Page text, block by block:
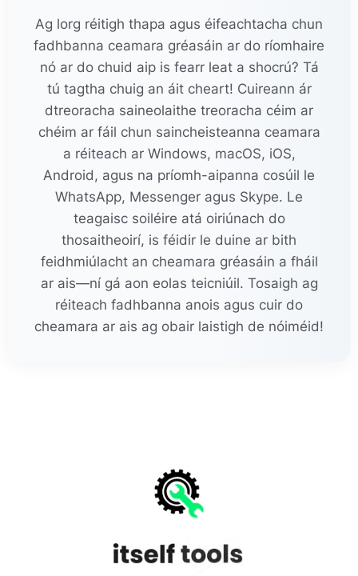
Ag lorg réitigh thapa agus éifeachtacha chun
fadhbanna ceamara gréasáin ar do ríomhaire
nó ar do chuid aip is fearr leat a shocrú? Tá
tú tagtha chuig an áit cheart! Cuireann ár
dtreoracha saineolaithe treoracha céim ar
chéim ar fáil chun saincheisteanna ceamara
a réiteach ar Windows, macOS, iOS,
Android, agus na príomh-aipanna cosúil le
WhatsApp, Messenger agus Skype. Le
teagaisc soiléire atá oiriúnach do
thosaitheoirí, is féidir le duine ar bith
feidhmiúlacht an cheamara gréasáin a fháil
ar ais—ní gá aon eolas teicniúil. Tosaigh ag
réiteach fadhbanna anois agus cuir do
cheamara ar ais ag obair laistigh de nóiméid!